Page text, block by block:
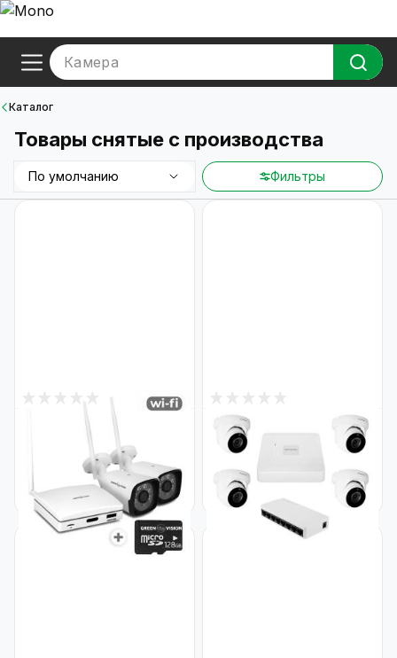
Камера
Каталог
Товары снятые с производства
По умолчанию Фильтры
Снят с производства
Комплект видеонаблюдения
беспроводной Wi-Fi с картой
памяти Micro SD 128GB на 2
камеры 3MP GV-IP-K-W57/02
Код: 19131
Снят с производства
Комплект видеонаблюдения
на 4 камеры GV-IP-K-W95/4
5MP
Код: 30516